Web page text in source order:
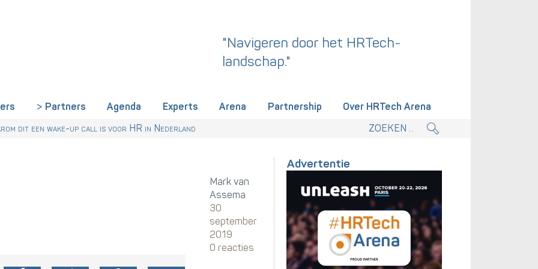
"Navigeren door het HRTech-
landschap."
Partners Agenda Experts Arena Partnership
Over HRTech Arena
kabinet. Skills-gerichte arbeidsmarkt onderdeel actieplan.
nu al regelen
een gemeenschappelijke skillstaal nodig heeft
dit een wake-up call is voor HR in Nederland
Mark van
Assema
30
september
2019
0 reacties
Advertentie